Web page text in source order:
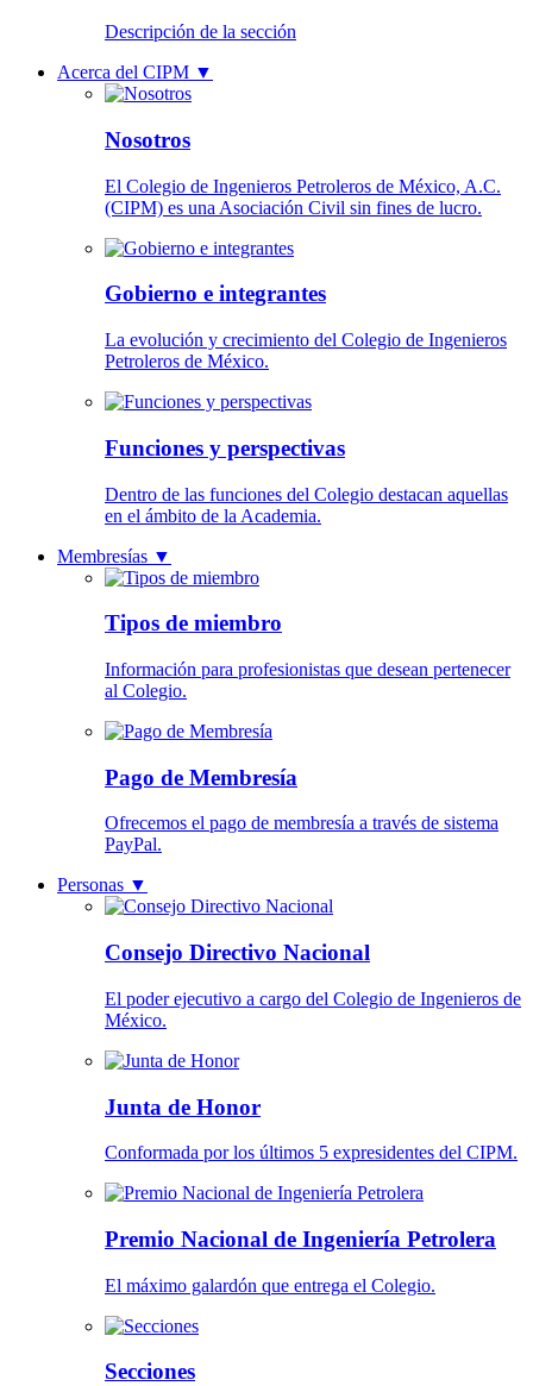
Descripción de la sección
Acerca del CIPM ▼
Nosotros
El Colegio de Ingenieros Petroleros de México, A.C.
(CIPM) es una Asociación Civil sin fines de lucro.
Gobierno e integrantes
La evolución y crecimiento del Colegio de Ingenieros
Petroleros de México.
Funciones y perspectivas
Dentro de las funciones del Colegio destacan aquellas
en el ámbito de la Academia.
Membresías ▼
Tipos de miembro
Información para profesionistas que desean pertenecer
al Colegio.
Pago de Membresía
Ofrecemos el pago de membresía a través de sistema
PayPal.
Personas ▼
Consejo Directivo Nacional
El poder ejecutivo a cargo del Colegio de Ingenieros de
México.
Junta de Honor
Conformada por los últimos 5 expresidentes del CIPM.
Premio Nacional de Ingeniería Petrolera
El máximo galardón que entrega el Colegio.
Secciones